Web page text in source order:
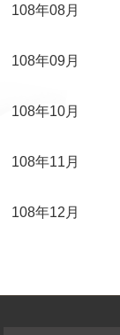
108年08月
108年09月
108年10月
108年11月
108年12月